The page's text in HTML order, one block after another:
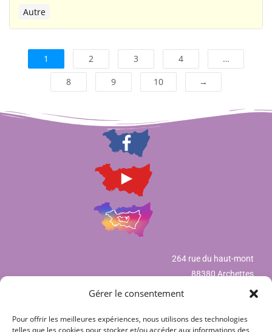
Gérer le consentement
Pour offrir les meilleures expériences, nous utilisons des technologies
telles que les cookies pour stocker et/ou accéder aux informations des
Autre
1 2 3 4
…
8
9 10 →
264 rue du haut-mont
88380 Archettes
Mentions légales